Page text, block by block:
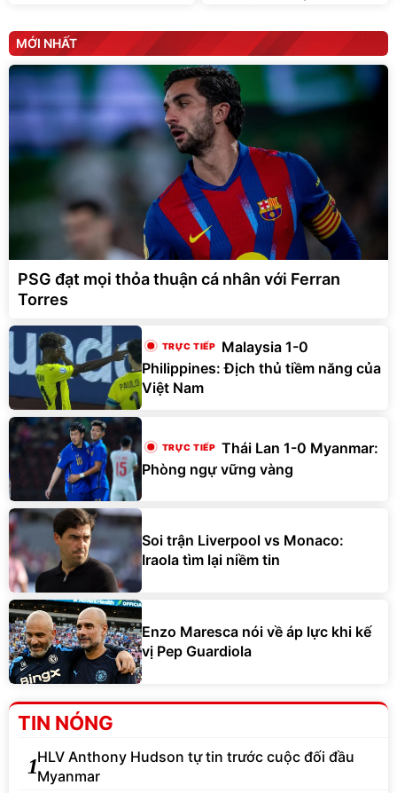
MỚI NHẤT
PSG đạt mọi thỏa thuận cá nhân với Ferran
Torres
Malaysia 1-0
Philippines: Địch thủ tiềm năng của
Việt Nam
Thái Lan 1-0 Myanmar:
Phòng ngự vững vàng
Soi trận Liverpool vs Monaco:
Iraola tìm lại niềm tin
Enzo Maresca nói về áp lực khi kế
vị Pep Guardiola
TIN NÓNG
1HLV Anthony Hudson tự tin trước cuộc đối đầu
Myanmar